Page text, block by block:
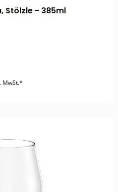
Stölzle - 385ml
MwSt.*